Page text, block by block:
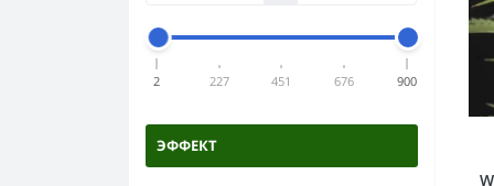
2 227 451 676 900
ЭФФЕКТ